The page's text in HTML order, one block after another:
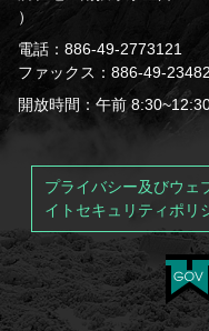
）
電話：886-49-2773121
ファックス：886-49-
開放時間：午前
プライバシー及びウェ
イトセキュリティポリ